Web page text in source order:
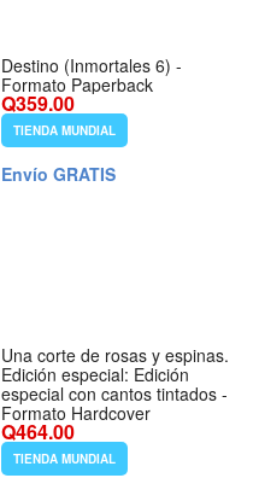
Destino (Inmortales 6) -
Formato Paperback
Q359.00
TIENDA MUNDIAL
Envío GRATIS
Una corte de rosas y espinas.
Edición especial: Edición
especial con cantos tintados -
Formato Hardcover
Q464.00
TIENDA MUNDIAL